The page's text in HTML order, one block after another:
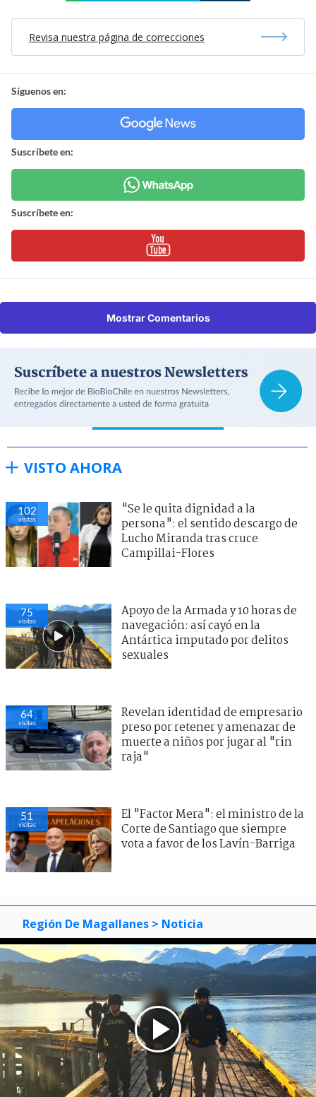
Revisa nuestra página de correcciones
Síguenos en:
Suscríbete en:
Suscríbete en:
Mostrar Comentarios
VISTO AHORA
102
visitas
"Se le quita dignidad a la
persona": el sentido descargo de
Lucho Miranda tras cruce
Campillai-Flores
75
visitas
Apoyo de la Armada y 10 horas de
navegación: así cayó en la
Antártica imputado por delitos
sexuales
64
visitas
Revelan identidad de empresario
preso por retener y amenazar de
muerte a niños por jugar al "rin
raja"
51
visitas
El "Factor Mera": el ministro de la
Corte de Santiago que siempre
vota a favor de los Lavín-Barriga
Región De Magallanes > Noticia